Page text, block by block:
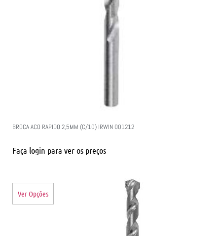
BROCA ACO RAPIDO 2,5MM (C/10) IRWIN 001212
Faça login para ver os preços
Ver Opções